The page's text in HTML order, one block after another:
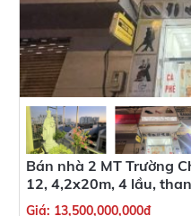
Bán nhà 2 MT Trường
12, 4,2x20m, 4 lầu,
Giá: 13,500,000,000₫